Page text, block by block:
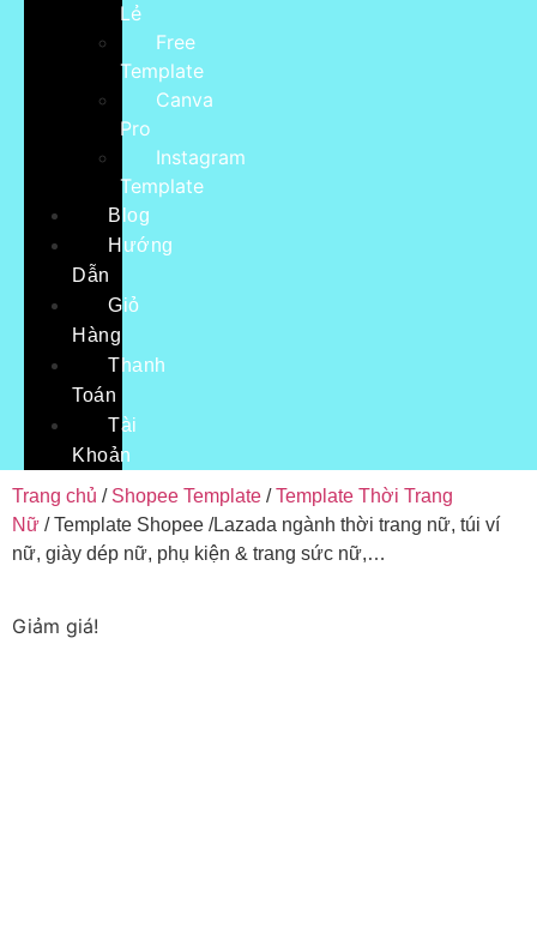
Lẻ
Free
Template
Canva
Pro
Instagram
Template
Blog
Hướng
Dẫn
Giỏ
Hàng
Thanh
Toán
Tài
Khoản
Trang chủ / Shopee Template /Template Thời Trang
Nữ / Template Shopee /Lazada ngành thời trang nữ, túi ví
nữ, giày dép nữ, phụ kiện & trang sức nữ,…
Giảm giá!